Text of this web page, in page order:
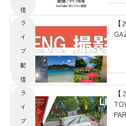
信
ラ
イ
ブ
配
信
ラ
イ
ブ